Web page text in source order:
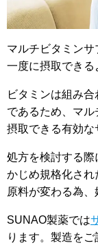
マルチビタミン
一度に摂取できる
ビタミンは組み
であるため、マ
摂取できる有効な
処方を検討する際
かじめ規格化され
原料が変わる為、
SUNAO製薬では
ります。製造を